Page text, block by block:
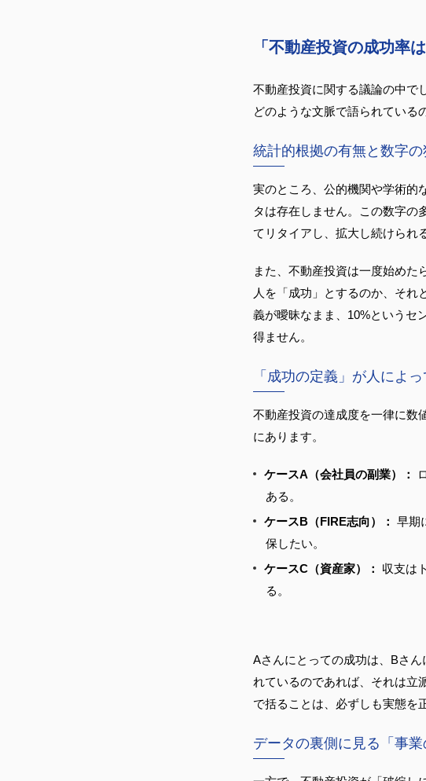
「不動産投資の成功率
不動産投資に関する議論の中で
どのような文脈で語られている
統計的根拠の有無と数字の
実のところ、公的機関や学術的
タは存在しません。この数字の
てリタイアし、拡大し続けられ
また、不動産投資は一度始めた
人を「成功」とするのか、それ
義が曖昧なまま、10%というセ
得ません。
「成功の定義」が人によ
不動産投資の達成度を一律に数
にあります。
ケースA（会社員の副業）：
ある。
ケースB（FIRE志向）：
早期
保したい。
ケースC（資産家）：
収支は
る。
Aさんにとっての成功は、Bさ
れているのであれば、それは立
で括ることは、必ずしも実態を
データの裏側に見る「事業